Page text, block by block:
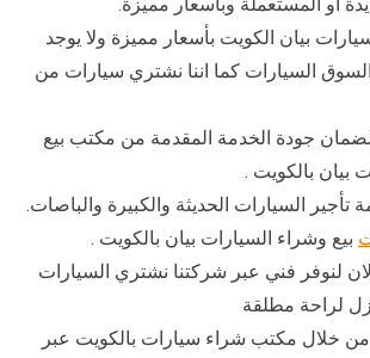
بيان الكويت بأسعار مميزة ولا يوجد
السيارات كما اننا نشتري سيارات من
جودة الخدمة المقدمة من مكتب بيع
بيان بالكويت .
تأجير السيارات الحديثة والكبيرة والباصات.
بيع وشراء السيارات بيان بالكويت .
لنوفر فني عبر شركتنا نشتري السيارات
لراحة مطلقة
من خلال مكتب شراء سيارات بالكويت عبر